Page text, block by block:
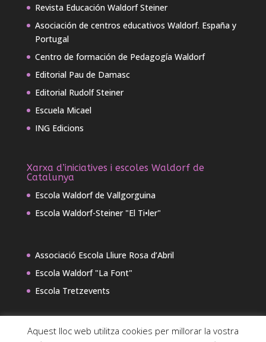
Revista Educación Waldorf Steiner
Asociación de centros educativos Waldorf. España y
Portugal
Centro de formación de Pedagogía Waldorf
Editorial Pau de Damasc
Editorial Rudolf Steiner
Escuela Micael
ING Edicions
Xarxa d’iniciatives i escoles Waldorf de
Catalunya
Escola Waldorf de Vallgorguina
Escola Waldorf-Steiner "El Ti•ler"
Associació Escola Lliure Rosa d’Abril
Escola Waldorf "La Font"
Escola Tretzevents
Aquest lloc web utilitza cookies per millorar la vostra